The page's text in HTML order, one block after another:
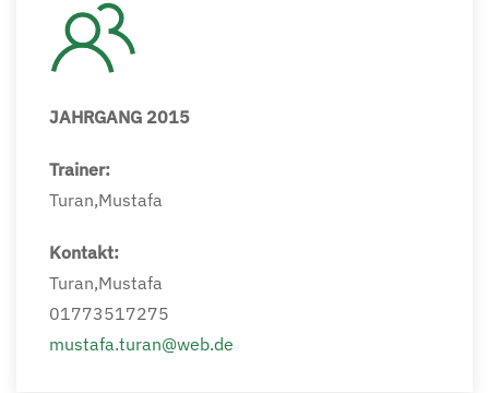
JAHRGANG 2015
Trainer:
Turan,Mustafa
Kontakt:
Turan,Mustafa
01773517275
mustafa.turan@web.de